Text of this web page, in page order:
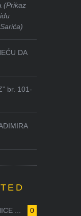
(Prikaz
DA
br. 101-
0
...